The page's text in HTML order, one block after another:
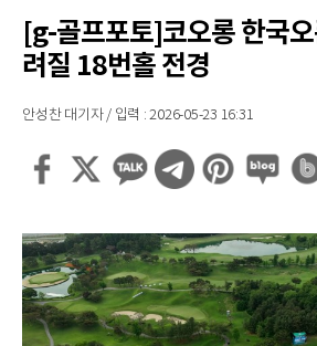
[g-골프포토]코오롱 한국
려질 18번홀 전경
안성찬 대기자 / 입력 : 2026-05-23 16:31